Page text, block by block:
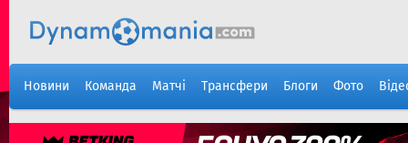
Новини Команда Матчі Трансфери Блоги Фото